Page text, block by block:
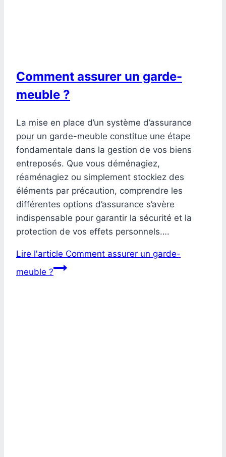
Comment assurer un garde-
meuble ?
La mise en place d’un système d’assurance
pour un garde-meuble constitue une étape
fondamentale dans la gestion de vos biens
entreposés. Que vous déménagiez,
réaménagiez ou simplement stockiez des
éléments par précaution, comprendre les
différentes options d’assurance s’avère
indispensable pour garantir la sécurité et la
protection de vos effets personnels….
Lire l'article Comment assurer un garde-
meuble ?